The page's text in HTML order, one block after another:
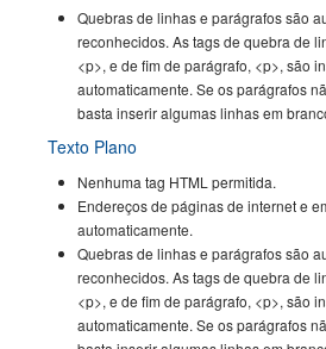
Quebras de linhas e parágrafos são
reconhecidos. As tags de quebra de
<p>, e de fim de parágrafo, <p>, são
automaticamente. Se os parágrafos
basta inserir algumas linhas em
Texto Plano
Nenhuma tag HTML permitida.
Endereços de páginas de internet e
automaticamente.
Quebras de linhas e parágrafos são
reconhecidos. As tags de quebra de
<p>, e de fim de parágrafo, <p>, são
automaticamente. Se os parágrafos